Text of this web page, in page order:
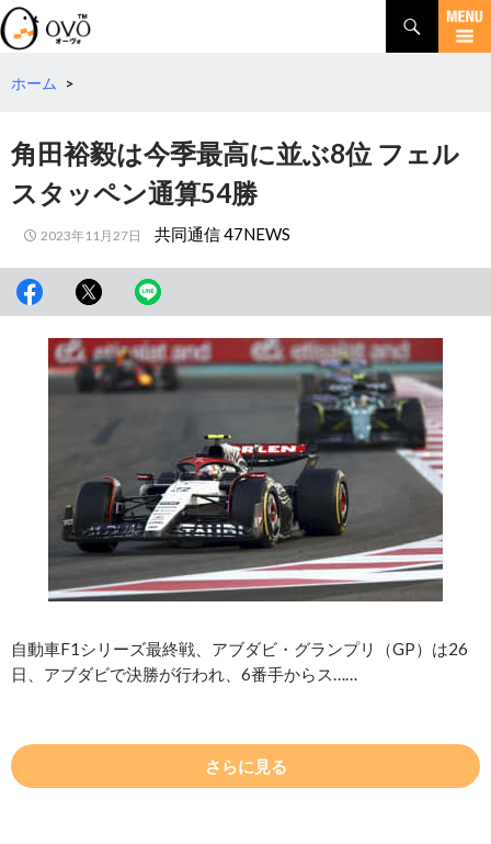
検
索
コ
テ
へ
動
ホーム >
角田裕毅は今季最高に並ぶ8位 フェル
スタッペン通算54勝
2023年11月27日 共同通信 47NEWS
自動車F1シリーズ最終戦、アブダビ・グランプリ（GP）は26
日、アブダビで決勝が行われ、6番手からス……
さらに見る